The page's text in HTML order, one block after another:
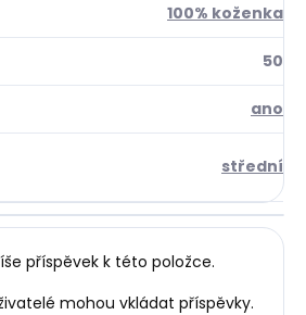
100% koženka
50
ano
střední
příspěvek k této položce.
mohou vkládat příspěvky.